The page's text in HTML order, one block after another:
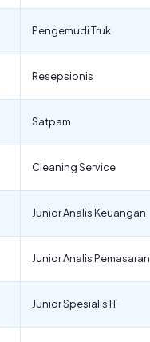
Pengemudi Truk
Resepsionis
Satpam
Cleaning Service
Junior Analis Keuangan
Junior Analis Pemasaran
Junior Spesialis IT